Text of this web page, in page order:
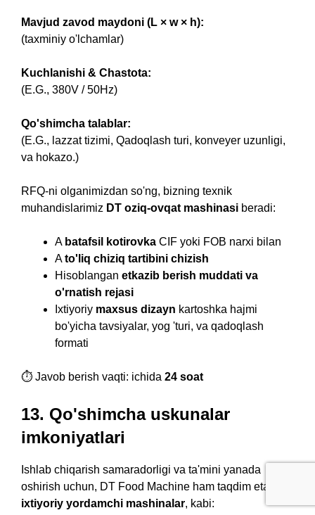
Mavjud zavod maydoni (L × w × h):
(taxminiy o'lchamlar)
Kuchlanishi & Chastota:
(E.G., 380V / 50Hz)
Qo'shimcha talablar:
(E.G., lazzat tizimi, Qadoqlash turi, konveyer uzunligi,
va hokazo.)
RFQ-ni olganimizdan so'ng, bizning texnik
muhandislarimiz DT oziq-ovqat mashinasi beradi:
A batafsil kotirovka CIF yoki FOB narxi bilan
Ato'liq chiziq tartibini chizish
Hisoblangan etkazib berish muddati va
o'rnatish rejasi
Ixtiyoriy maxsus dizayn kartoshka hajmi
bo'yicha tavsiyalar, yog 'turi, va qadoqlash
formati
⏱️ Javob berish vaqti: ichida 24 soat
13. Qo'shimcha uskunalar
imkoniyatlari
Ishlab chiqarish samaradorligi va ta'mini yanada
oshirish uchun, DT Food Machine ham taqdim etadi
ixtiyoriy yordamchi mashinalar, kabi: